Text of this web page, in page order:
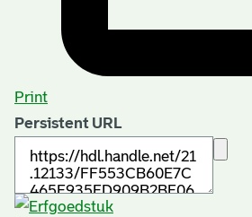
Print
Persistent URL